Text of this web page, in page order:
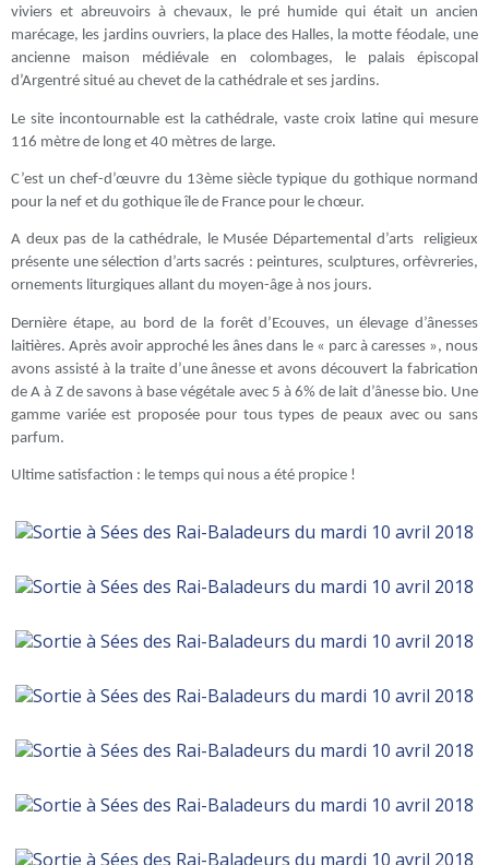
viviers et abreuvoirs à chevaux, le pré humide qui était un ancien
marécage, les jardins ouvriers, la place des Halles, la motte féodale, une
ancienne maison médiévale en colombages, le palais épiscopal
d’Argentré situé au chevet de la cathédrale et ses jardins.
Le site incontournable est la cathédrale, vaste croix latine qui mesure
116 mètre de long et 40 mètres de large.
C’est un chef-d’œuvre du 13ème siècle typique du gothique normand
pour la nef et du gothique île de France pour le chœur.
A deux pas de la cathédrale, le Musée Départemental d’arts religieux
présente une sélection d’arts sacrés : peintures, sculptures, orfèvreries,
ornements liturgiques allant du moyen-âge à nos jours.
Dernière étape, au bord de la forêt d’Ecouves, un élevage d’ânesses
laitières. Après avoir approché les ânes dans le « parc à caresses », nous
avons assisté à la traite d’une ânesse et avons découvert la fabrication
de A à Z de savons à base végétale avec 5 à 6% de lait d’ânesse bio. Une
gamme variée est proposée pour tous types de peaux avec ou sans
parfum.
Ultime satisfaction : le temps qui nous a été propice !